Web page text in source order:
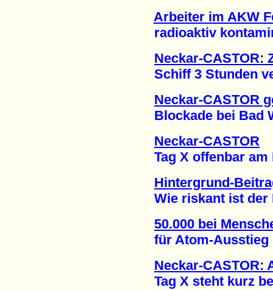
Arbeiter im AKW
radioaktiv
Neckar-CASTOR:
Schiff 3 Stunden
Neckar-CASTOR
Blockade bei Bad
Neckar-CASTOR
Tag X offenbar am
Hintergrund-
Wie riskant ist der
50.000 bei
für Atom-Ausstieg
Neckar-CASTOR:
Tag X steht kurz